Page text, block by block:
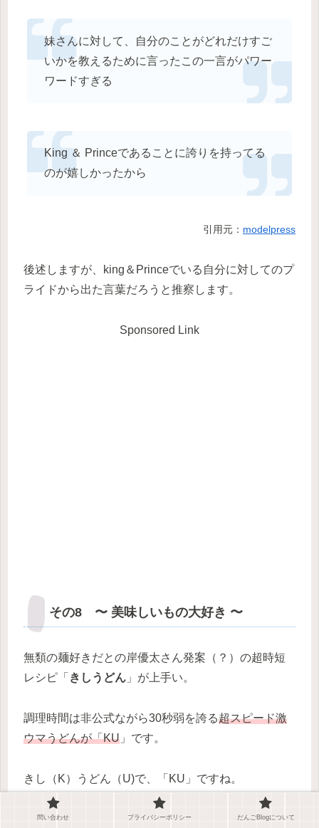
妹さんに対して、自分のことがどれだけすご
いかを教えるために言ったこの一言がパワー
ワードすぎる
King ＆ Princeであることに誇りを持ってる
のが嬉しかったから
引用元： modelpress
後述しますが、king＆Princeでいる自分に対してのプ
ライドから出た言葉だろうと推察します。
Sponsored Link
その8 〜 美味しいもの大好き 〜
無類の麺好きだとの岸優太さん発案（？）の超時短
レシピ「 きしうどん 」が上手い。
調理時間は非公式ながら30秒弱を誇る超スピード激
ウマうどんが「KU 」です。
きし（K）うどん（U)で、「KU」ですね。
意味不明な挙動不審感と切迫感が彼らしい映像で
問い合わせ プライバシーポリシー だんごBlogについて